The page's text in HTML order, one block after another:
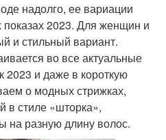
надолго, ее вариации
2023. Для женщин и
и стильный вариант.
во все актуальные
2023 и даже в короткую
о модных стрижках,
в стиле «шторка»,
на разную длину волос.